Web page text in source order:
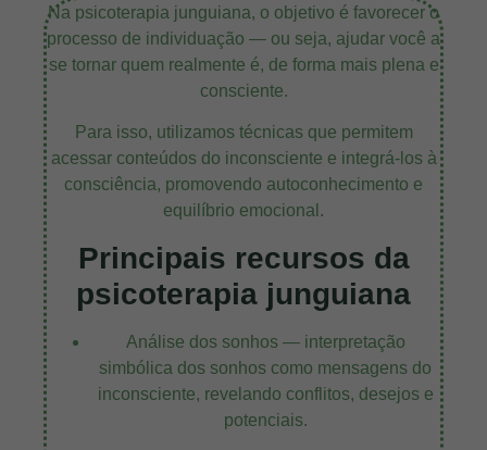
Na psicoterapia junguiana, o objetivo é favorecer o
processo de individuação — ou seja, ajudar você a
se tornar quem realmente é, de forma mais plena e
consciente.
Para isso, utilizamos técnicas que permitem
acessar conteúdos do inconsciente e integrá-los à
consciência, promovendo autoconhecimento e
equilíbrio emocional.
Principais recursos da
psicoterapia junguiana
Análise dos sonhos — interpretação
simbólica dos sonhos como mensagens do
inconsciente, revelando conflitos, desejos e
potenciais.